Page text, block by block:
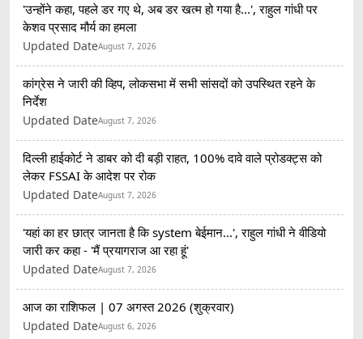
'उन्होंने कहा, पहले डर गए थे, अब डर खत्म हो गया है...', राहुल गांधी पर
केशव प्रसाद मौर्य का हमला
Updated DateAugust 7, 2026
कांग्रेस ने जारी की व्हिप, लोकसभा में सभी सांसदों को उपस्थित रहने के
निर्देश
Updated DateAugust 7, 2026
दिल्ली हाईकोर्ट ने डाबर को दी बड़ी राहत, 100% दावे वाले प्रोडक्ट्स को
लेकर FSSAI के आदेश पर रोक
Updated DateAugust 7, 2026
'यहां का हर छात्र जानता है कि system बेईमान...', राहुल गांधी ने वीडियो
जारी कर कहा - 'मैं प्रयागराज आ रहा हूं'
Updated DateAugust 7, 2026
आज का राशिफल | 07 अगस्त 2026 (शुक्रवार)
Updated DateAugust 6, 2026